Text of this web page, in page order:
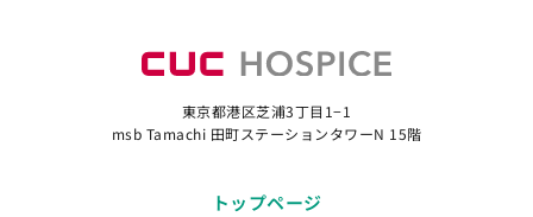
東京都港区芝浦3丁目1−1
msb Tamachi 田町ステーションタワーN 15階
トップページ